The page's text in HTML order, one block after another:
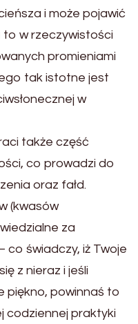
i może pojawić
to w rzeczywistości
promieniami
tak istotne jest
w
także część
co prowadzi do
oraz fałd.
(kwasów
za
co świadczy, iż Twoje
z nieraz i jeśli
piękno, powinnaś to
codziennej praktyki